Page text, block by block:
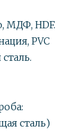
МДФ, HDF.
PVC
сталь)